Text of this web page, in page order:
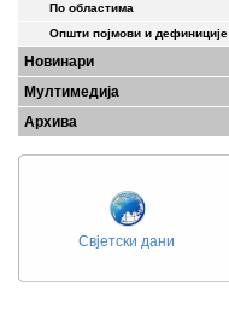
По областима
Општи појмови и дефиниције
Новинари
Мултимедија
Архива
Свјетски дани